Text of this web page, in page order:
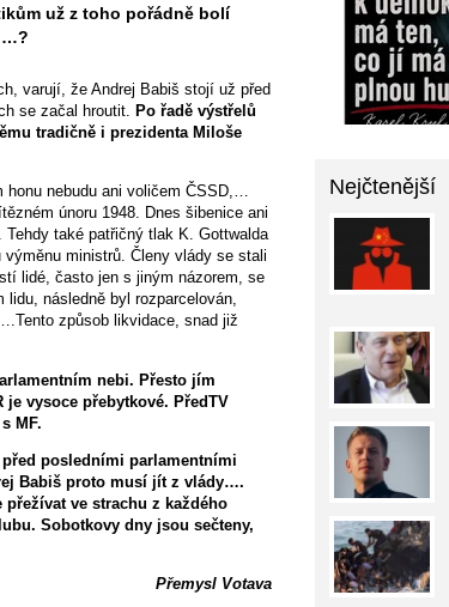
už z toho pořádně bolí
varují, že Andrej Babiš stojí už před
se začal hroutit. Po řadě výstřelů
tradičně i prezidenta Miloše
honu nebudu ani voličem ČSSD,…
únoru 1948. Dnes šibenice ani
také patřičný tlak K. Gottwalda
ministrů. Členy vlády se stali
lidé, často jen s jiným názorem, se
následně byl rozparcelován,
způsob likvidace, snad již
nebi. Přesto jím
vysoce přebytkové. PředTV
MF.
posledními parlamentními
Babiš proto musí jít z vlády….
ve strachu z každého
Sobotkovy dny jsou sečteny,
Přemysl Votava
Nejčtenější